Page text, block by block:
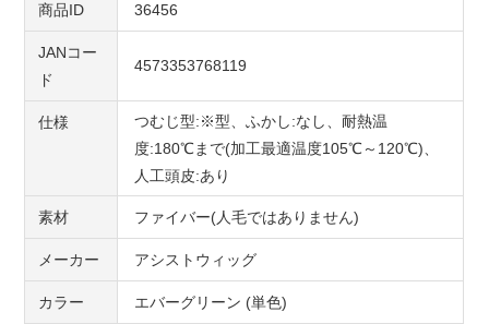
商品ID 36456
JANコー
ド
4573353768119
仕様
つむじ型:※型、ふかし:なし、耐熱温
度:180℃まで(加工最適温度105℃～120℃)、
人工頭皮:あり
素材 ファイバー(人毛ではありません)
メーカー アシストウィッグ
カラー エバーグリーン (単色)